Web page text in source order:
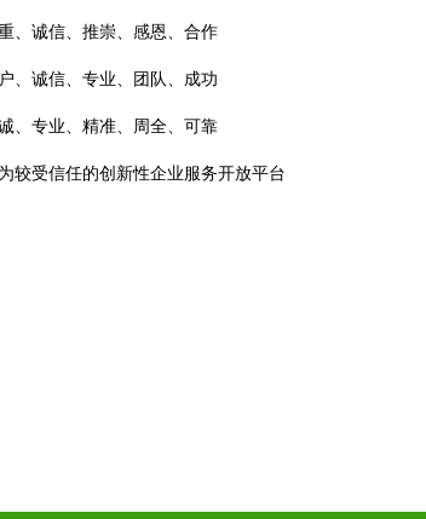
、诚信、推崇、感恩、合作
、诚信、专业、团队、成功
、专业、精准、周全、可靠
较受信任的创新性企业服务开放平台